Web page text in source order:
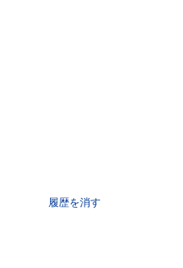
履歴を消す